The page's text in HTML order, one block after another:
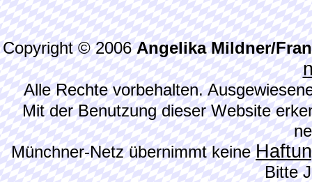
Copyright © 2006Angelika Mildner/
Alle Rechte vorbehalten.
Mit der Benutzung dieser Website
Münchner-Netz übernimmt keine
Bitte